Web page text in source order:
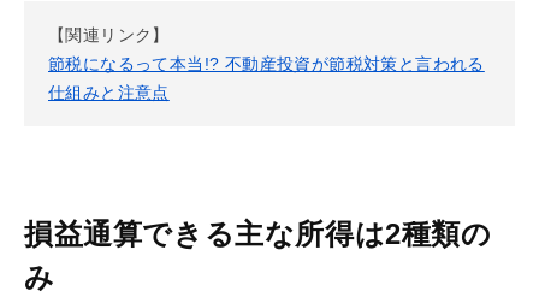
【関連リンク】
節税になるって本当!? 不動産投資が節税対策と言われる
仕組みと注意点
損益通算できる主な所得は2種類の
み